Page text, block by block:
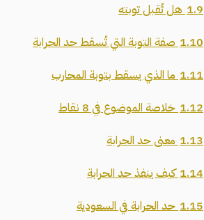
1.9 هل تُقبل توبته
1.10 صفة التوبة التي تُسقط حد الحرابة
1.11 ما الذي يسقط بتوبة المحارب
1.12 خلاصة الموضوع في 8 نقاط
1.13 معنى حد الحرابة
1.14 كيف ينفذ حد الحرابة
1.15 حد الحرابة في السعودية